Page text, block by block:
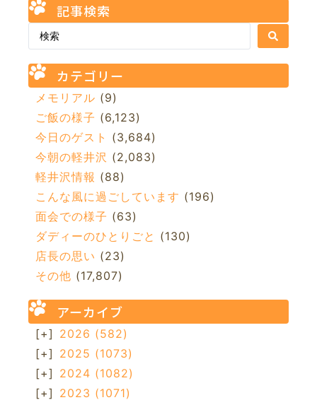
記事検索
カテゴリー
メモリアル (9)
ご飯の様子 (6,123)
今日のゲスト (3,684)
今朝の軽井沢 (2,083)
軽井沢情報 (88)
こんな風に過ごしています (196)
面会での様子 (63)
ダディーのひとりごと (130)
店長の思い (23)
その他 (17,807)
アーカイブ
[+] 2026 (582)
[+] 2025 (1073)
[+] 2024 (1082)
[+] 2023 (1071)